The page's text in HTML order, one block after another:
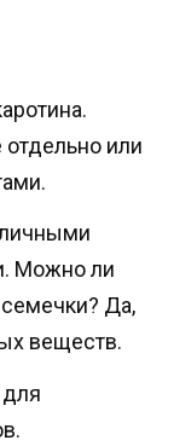
или
Можно ли
семечки? Да,
веществ.